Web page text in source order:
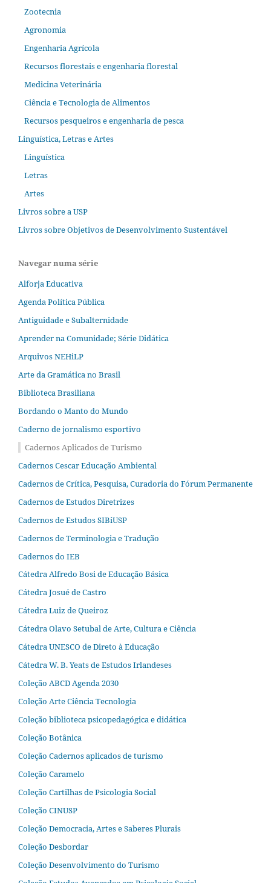
Zootecnia
Agronomia
Engenharia Agrícola
Recursos florestais e engenharia florestal
Medicina Veterinária
Ciência e Tecnologia de Alimentos
Recursos pesqueiros e engenharia de pesca
Linguística, Letras e Artes
Linguística
Letras
Artes
Livros sobre a USP
Livros sobre Objetivos de Desenvolvimento Sustentável
Navegar numa série
Alforja Educativa
Agenda Política Pública
Antiguidade e Subalternidade
Aprender na Comunidade; Série Didática
Arquivos NEHiLP
Arte da Gramática no Brasil
Biblioteca Brasiliana
Bordando o Manto do Mundo
Caderno de jornalismo esportivo
Cadernos Aplicados de Turismo
Cadernos Cescar Educação Ambiental
Cadernos de Crítica, Pesquisa, Curadoria do Fórum Permanente
Cadernos de Estudos Diretrizes
Cadernos de Estudos SIBiUSP
Cadernos de Terminologia e Tradução
Cadernos do IEB
Cátedra Alfredo Bosi de Educação Básica
Cátedra Josué de Castro
Cátedra Luiz de Queiroz
Cátedra Olavo Setubal de Arte, Cultura e Ciência
Cátedra UNESCO de Direto à Educação
Cátedra W. B. Yeats de Estudos Irlandeses
Coleção ABCD Agenda 2030
Coleção Arte Ciência Tecnologia
Coleção biblioteca psicopedagógica e didática
Coleção Botânica
Coleção Cadernos aplicados de turismo
Coleção Caramelo
Coleção Cartilhas de Psicologia Social
Coleção CINUSP
Coleção Democracia, Artes e Saberes Plurais
Coleção Desbordar
Coleção Desenvolvimento do Turismo